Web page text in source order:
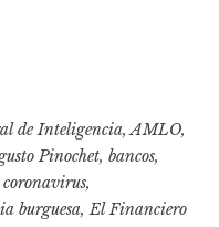
de Inteligencia,AMLO,
Pinochet, bancos,
coronavirus,
burguesa,El Financiero